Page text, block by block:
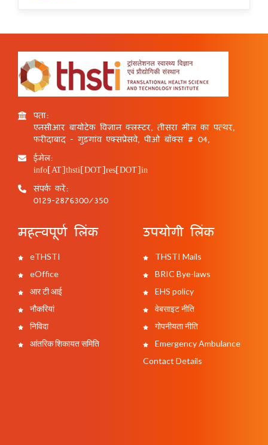
पता:
एनसीआर बायोटेक विज्ञान क्लस्टर, तीसरा मील का पत्थर,
फरीदाबाद - गुड़गांव एक्सप्रेसवे, पीओ बॉक्स # 04,
ईमेल:
info[AT]thsti[DOT]res[DOT]in
संपर्क करें:
0129-2876300/350
महत्वपूर्ण लिंक
eTHSTI
eOffice
आर टी आई
नौकरियां
निविदा
आंतरिक शिकायत समिति
उपयोगी लिंक
THSTI Mails
BRIC Bye-laws
EHS policy
वेबसाइट नीति
गोपनीयता नीति
Emergency Ambulance
Contact Details